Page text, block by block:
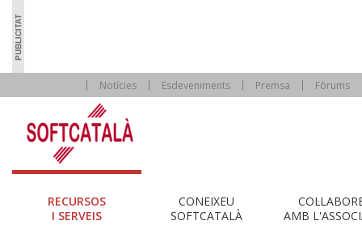
Notícies Esdeveniments Premsa Fòrums
RECURSOS
I SERVEIS
CONEIXEU
SOFTCATALÀ
AMB